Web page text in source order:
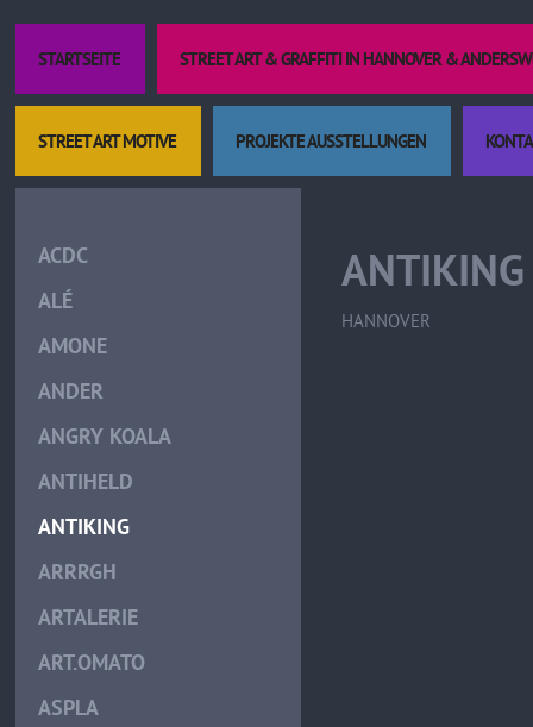
STARTSEITE STREET ART & GRAFFITI IN HANNOVER &
STREET ART MOTIVE PROJEKTE AUSSTELLUNGEN
ACDC
ALÉ
AMONE
ANDER
ANGRY KOALA
ANTIHELD
ANTIKING
ARRRGH
ARTALERIE
ART.OMATO
ASPLA
ANTIKING
HANNOVER